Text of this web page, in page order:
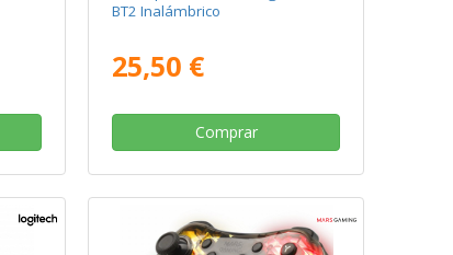
BT2 Inalámbrico
25,50 €
Comprar